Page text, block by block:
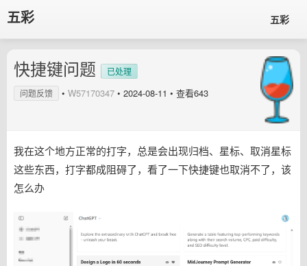
五彩 五彩
快捷键问题
已处理
问题反馈
• W57170347 • 2024-08-11 • 查看643
我在这个地方正常的打字，总是会出现归档、星标、取消星标
这些东西，打字都成阻碍了，看了一下快捷键也取消不了，该
怎么办